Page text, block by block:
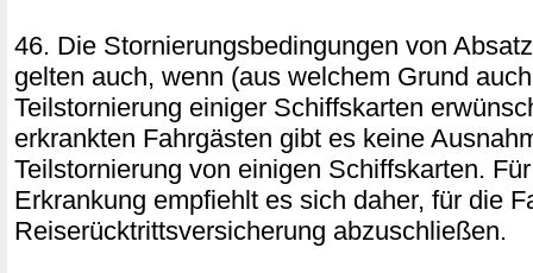
46. Die Stornierungsbedingungen von
gelten auch, wenn (aus welchem Grund
Teilstornierung einiger Schiffskarten
erkrankten Fahrgästen gibt es keine
Teilstornierung von einigen Schiffskarten.
Erkrankung empfiehlt es sich daher, für die
Reiserücktrittsversicherung abzuschließen.